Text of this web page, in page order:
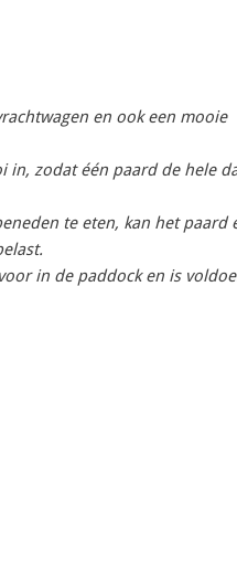
en ook een mooie
in, zodat één paard de hele
te eten, kan het paard
in de paddock en is